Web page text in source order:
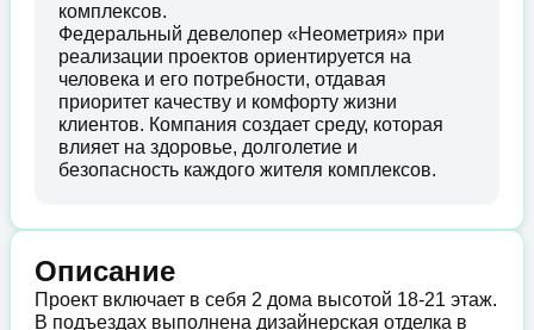
комплексов.
Федеральный девелопер «Неометрия» при
реализации проектов ориентируется на
человека и его потребности, отдавая
приоритет качеству и комфорту жизни
клиентов. Компания создает среду, которая
влияет на здоровье, долголетие и
безопасность каждого жителя комплексов.
Описание
Проект включает в себя 2 дома высотой 18-21 этаж.
В подъездах выполнена дизайнерская отделка в